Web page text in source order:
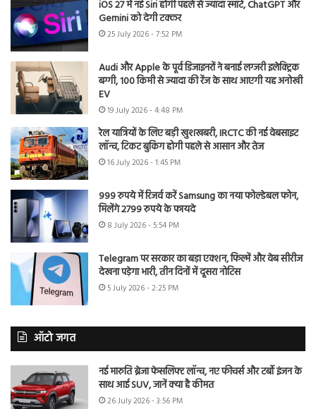
iOS 27 में नई Siri होगी पहले से ज्यादा स्मार्ट, ChatGPT और
Gemini को देगी टक्कर
25 July 2026 - 7:52 PM
Audi और Apple के पूर्व डिजाइनरों ने बनाई लग्जरी इलेक्ट्रिक
बग्गी, 100 किमी से ज्यादा की रेंज के साथ आएगी यह अनोखी
EV
19 July 2026 - 4:48 PM
रेल यात्रियों के लिए बड़ी खुशखबरी, IRCTC की नई वेबसाइट
लॉन्च, टिकट बुकिंग होगी पहले से आसान और तेज
16 July 2026 - 1:45 PM
999 रुपये में रिजर्व करें Samsung का नया फोल्डेबल फोन,
मिलेंगे 2799 रुपये के फायदे
8 July 2026 - 5:54 PM
Telegram पर सरकार का बड़ा एक्शन, फिल्में और वेब सीरीज
देखना पड़ेगा भारी, तीन दिनों में दूसरा नोटिस
5 July 2026 - 2:25 PM
ऑटो जगत
नई मारुति ब्रेजा फेसलिफ्ट लॉन्च, नए फीचर्स और टर्बो इंजन के
साथ आई SUV, जानें क्या है कीमत
26 July 2026 - 3:56 PM